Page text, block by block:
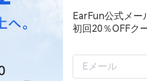
保持する
EarFun公式メー
初回20％OFFク